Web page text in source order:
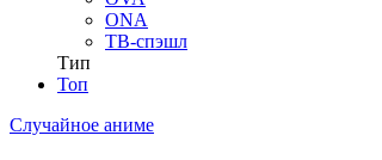
ONA
ТВ-спэшл
Тип
Топ
Случайное аниме